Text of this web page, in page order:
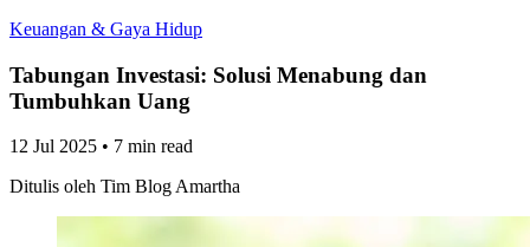
Keuangan & Gaya Hidup
Tabungan Investasi: Solusi Menabung dan
Tumbuhkan Uang
12 Jul 2025 • 7 min read
Ditulis oleh Tim Blog Amartha